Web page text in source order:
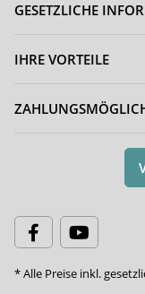
GESETZLICHE
IHRE VORTEILE
* Alle Preise inkl.